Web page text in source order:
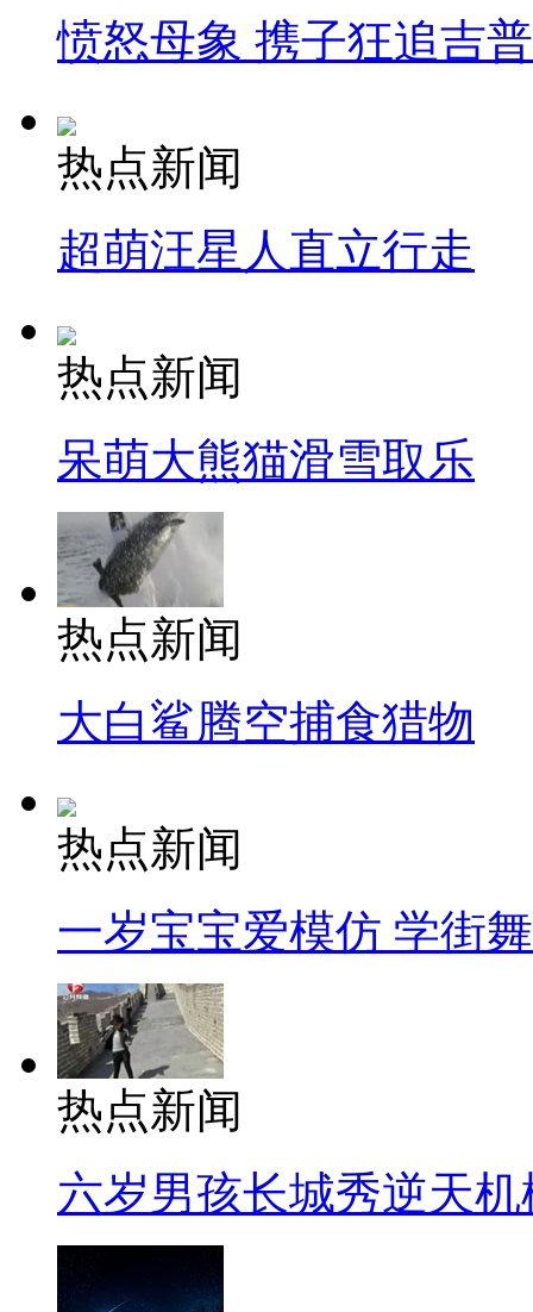
愤怒母象 携子狂追吉
热点新闻
超萌汪星人直立行走
热点新闻
呆萌大熊猫滑雪取乐
热点新闻
大白鲨腾空捕食猎物
热点新闻
一岁宝宝爱模仿 学街
热点新闻
六岁男孩长城秀逆天机